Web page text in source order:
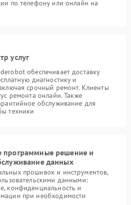
по телефону или онлайн на
услуг
обеспечивает доставку
диагностику и
срочный ремонт. Клиенты
ремонта онлайн. Также
обслуживание для
техники
программные решение и
данных
прошивок и инструментов,
данными:
конфиденциальность и
при необходимости